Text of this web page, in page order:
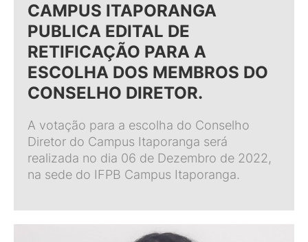
CAMPUS ITAPORANGA
PUBLICA EDITAL DE
RETIFICAÇÃO PARA A
ESCOLHA DOS MEMBROS DO
CONSELHO DIRETOR.
A votação para a escolha do Conselho
Diretor do Campus Itaporanga será
realizada no dia 06 de Dezembro de 2022,
na sede do IFPB Campus Itaporanga.